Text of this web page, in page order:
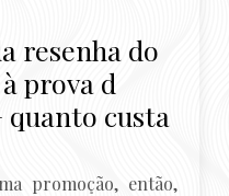
resenha do
prova d
quanto custa
promoção, então,